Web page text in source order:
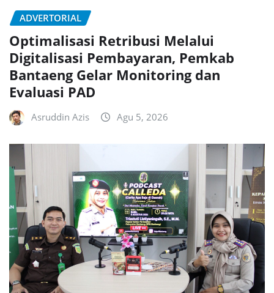
ADVERTORIAL
Optimalisasi Retribusi Melalui
Digitalisasi Pembayaran, Pemkab
Bantaeng Gelar Monitoring dan
Evaluasi PAD
Asruddin Azis Agu 5, 2026